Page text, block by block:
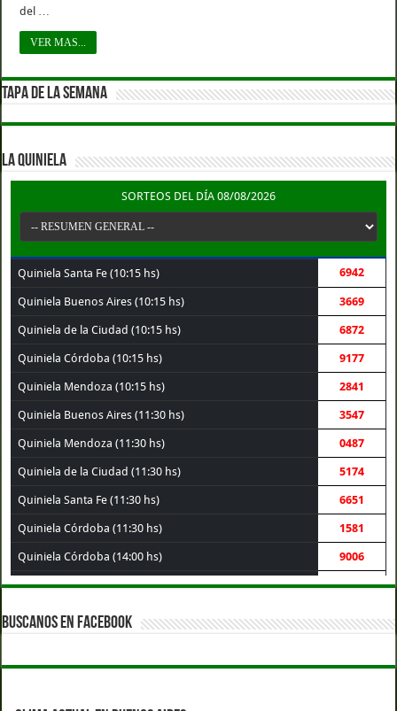
del …
VER MAS...
TAPA DE LA SEMANA
LA QUINIELA
SORTEOS DEL DÍA 08/08/2026
Quiniela Santa Fe (10:15 hs) 6942
Quiniela Buenos Aires (10:15 hs) 3669
Quiniela de la Ciudad (10:15 hs) 6872
Quiniela Córdoba (10:15 hs) 9177
Quiniela Mendoza (10:15 hs) 2841
Quiniela Buenos Aires (11:30 hs) 3547
Quiniela Mendoza (11:30 hs) 0487
Quiniela de la Ciudad (11:30 hs) 5174
Quiniela Santa Fe (11:30 hs) 6651
Quiniela Córdoba (11:30 hs) 1581
Quiniela Córdoba (14:00 hs) 9006
Quiniela Santa Fe (14:00 hs) 3069
Quiniela Buenos Aires (14:00 hs)
Quiniela Mendoza (14:00 hs) 7340
BUSCANOS EN FACEBOOK